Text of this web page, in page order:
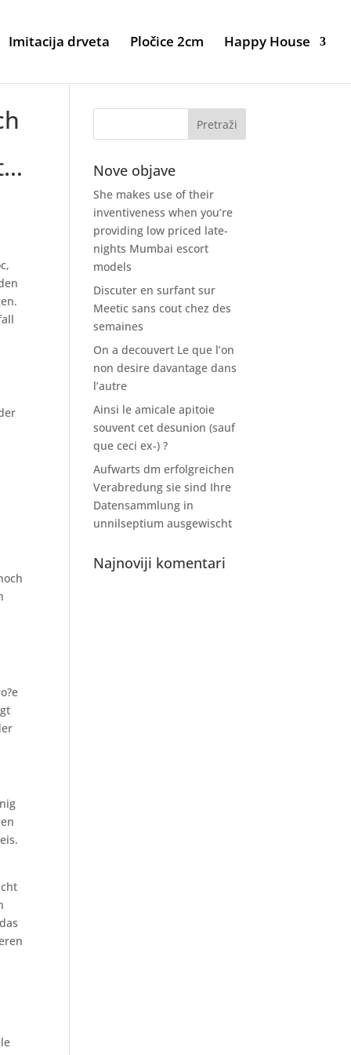
Imitacija drveta Pločice 2cm Happy House
Nove objave
She makes use of their
inventiveness when you’re
providing low priced late-
nights Mumbai escort
models
Discuter en surfant sur
Meetic sans cout chez des
semaines
On a decouvert Le que l’on
non desire davantage dans
l’autre
Ainsi le amicale apitoie
souvent cet desunion (sauf
que ceci ex-) ?
Aufwarts dm erfolgreichen
Verabredung sie sind Ihre
Datensammlung in
unnilseptium ausgewischt
Najnoviji komentari